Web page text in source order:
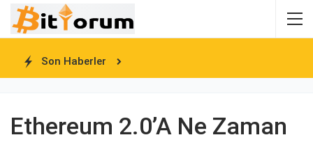
Son Haberler
Ethereum 2.0’a Ne Zaman